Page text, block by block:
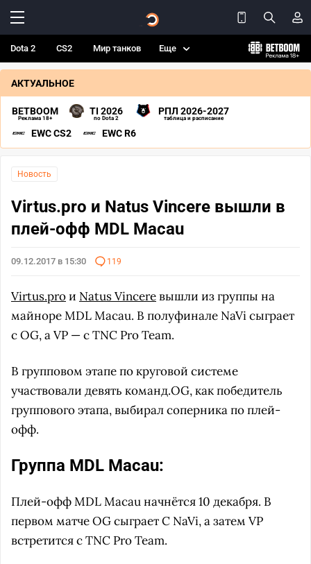
Dota 2 CS2 Мир танков Еще
АКТУАЛЬНОЕ
BETBOOM
Реклама 18+
TI 2026
по Dota 2
РПЛ 2026-2027
таблица и расписание
EWC CS2 EWC R6
Новость
Virtus.pro и Natus Vincere вышли в
плей-офф MDL Macau
09.12.2017 в 15:30 119
Virtus.proи Natus Vincereвышли из группы на
майноре MDL Macau. В полуфинале NaVi сыграет
с OG, а VP — с TNC Pro Team.
В групповом этапе по круговой системе
участвовали девять команд.OG, как победитель
группового этапа, выбирал соперника по плей-
офф.
Группа MDL Macau:
Плей-офф MDL Macau начнётся 10 декабря. В
первом матче OG сыграет C NaVi, а затем VP
встретится с TNC Pro Team.